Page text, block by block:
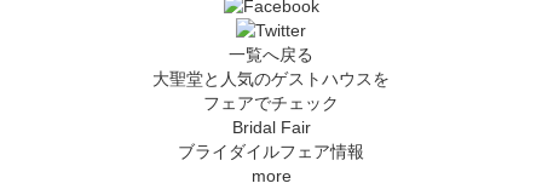
一覧へ戻る
大聖堂と人気のゲストハウスを
フェアでチェック
Bridal Fair
ブライダイルフェア情報
more